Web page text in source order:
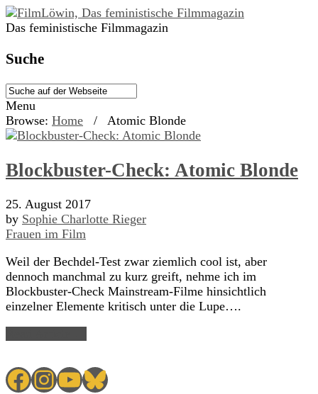
Das feministische Filmmagazin
Suche
Menu
Browse: Home / Atomic Blonde
Blockbuster-Check: Atomic Blonde
25. August 2017
by Sophie Charlotte Rieger
Frauen im Film
Weil der Bechdel-Test zwar ziemlich cool ist, aber
dennoch manchmal zu kurz greift, nehme ich im
Blockbuster-Check Mainstream-Filme hinsichtlich
einzelner Elemente kritisch unter die Lupe….
Facebook
Instagram
YouTube
Bluesky